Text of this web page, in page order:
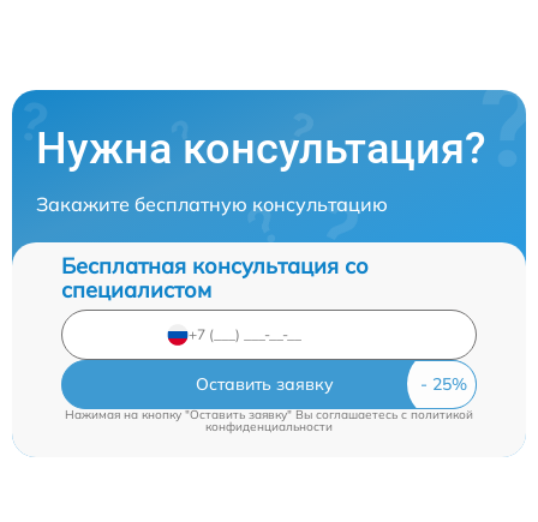
Нужна консультация?
Закажите бесплатную консультацию
Бесплатная консультация со
специалистом
Оставить заявку
Нажимая на кнопку "Оставить заявку" Вы соглашаетесь cполитикой
конфиденциальности